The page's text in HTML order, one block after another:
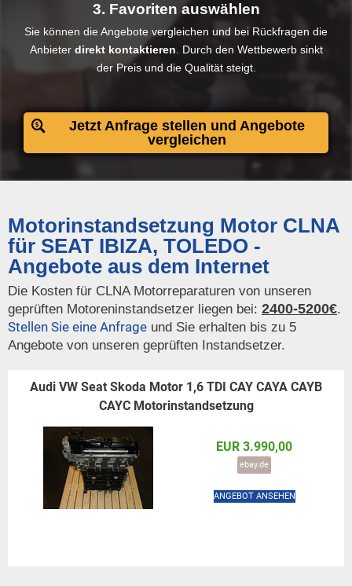
3. Favoriten auswählen
Sie können die Angebote vergleichen und bei Rückfragen die
Anbieter direkt kontaktieren. Durch den Wettbewerb sinkt
der Preis und die Qualität steigt.​
Jetzt Anfrage stellen und Angebote
vergleichen
Motorinstandsetzung Motor CLNA
für SEAT IBIZA, TOLEDO -
Angebote aus dem Internet
Die Kosten für CLNA Motorreparaturen von unseren
geprüften Motoreninstandsetzer liegen bei: 2400-5200€.
Stellen Sie eine Anfrage und Sie erhalten bis zu 5
Angebote von unseren geprüften Instandsetzer.
Audi VW Seat Skoda Motor 1,6 TDI CAY CAYA CAYB
CAYC Motorinstandsetzung
EUR 3.990,00
ebay.de
ANGEBOT ANSEHEN